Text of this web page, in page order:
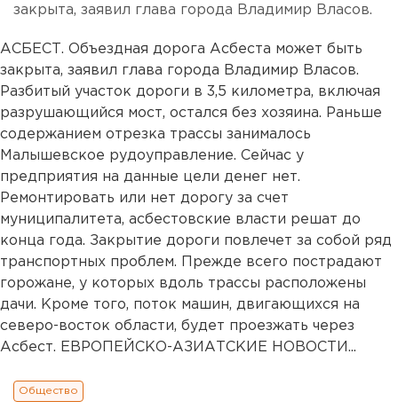
закрыта, заявил глава города Владимир Власов.
АСБЕСТ. Объездная дорога Асбеста может быть
закрыта, заявил глава города Владимир Власов.
Разбитый участок дороги в 3,5 километра, включая
разрушающийся мост, остался без хозяина. Раньше
содержанием отрезка трассы занималось
Малышевское рудоуправление. Сейчас у
предприятия на данные цели денег нет.
Ремонтировать или нет дорогу за счет
муниципалитета, асбестовские власти решат до
конца года. Закрытие дороги повлечет за собой ряд
транспортных проблем. Прежде всего пострадают
горожане, у которых вдоль трассы расположены
дачи. Кроме того, поток машин, двигающихся на
северо-восток области, будет проезжать через
Асбест. ЕВРОПЕЙСКО-АЗИАТСКИЕ НОВОСТИ...
Общество